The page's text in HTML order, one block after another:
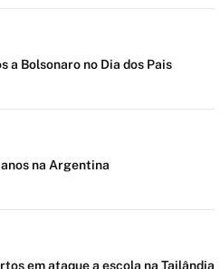
a Bolsonaro no Dia dos Pais
na Argentina
em ataque a escola na Tailândia